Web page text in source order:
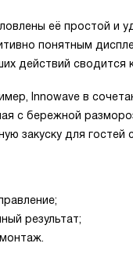
её простой и
понятным
действий
Innowave в
с бережной
закуску для
результат;